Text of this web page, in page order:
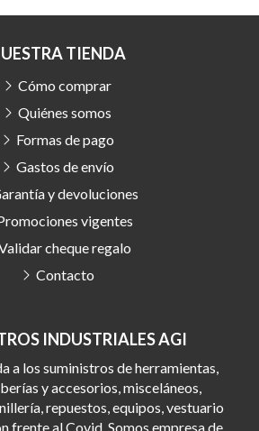
INDUSTRIALES AGI
a los suministros de herramientas,
y accesorios, misceláneos,
repuestos, equipos, vestuario
frente al Covid. Somos empresa de
TIENDA
Cómo comprar
Quiénes somos
Formas de pago
Gastos de envío
y devoluciones
vigentes
cheque regalo
Contacto